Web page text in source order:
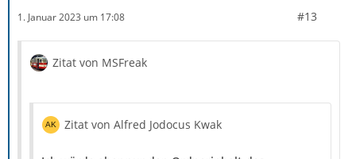
1. Januar 2023 um 17:08 #13
Zitat von MSFreak
Zitat von Alfred Jodocus Kwak